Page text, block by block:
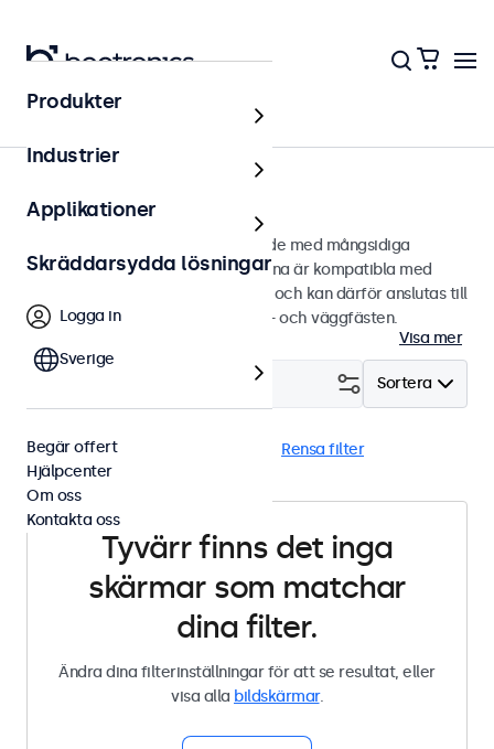
Hem
75mm VESA-bildskärmar
75 mm VESA-bildskärmar designade med mångsidiga
monteringsalternativ. Bildskärmarna är kompatibla med
standard VESA-monteringssystem och kan därför anslutas till
universalstativ, monitorarmar, tak- och väggfästen.
Visa mer
Sortera
VESA 75 x 75 Rensa filter
Tyvärr finns det inga
skärmar som matchar
dina filter.
Ändra dina filterinställningar för att se resultat, eller
visa alla bildskärmar.
Produkter
Industrier
Applikationer
Skräddarsydda lösningar
Logga in
Sverige
Begär offert
Hjälpcenter
Om oss
Kontakta oss